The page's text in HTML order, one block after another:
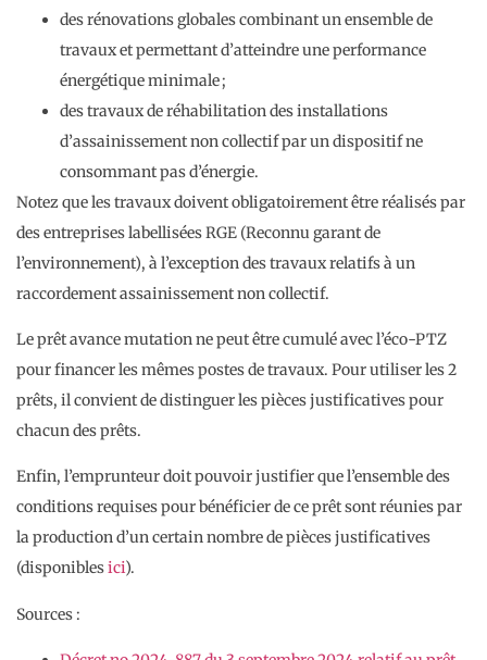
des rénovations globales combinant un ensemble de
travaux et permettant d’atteindre une performance
énergétique minimale ;
des travaux de réhabilitation des installations
d’assainissement non collectif par un dispositif ne
consommant pas d’énergie.
Notez que les travaux doivent obligatoirement être réalisés par
des entreprises labellisées RGE (Reconnu garant de
l’environnement), à l’exception des travaux relatifs à un
raccordement assainissement non collectif.
Le prêt avance mutation ne peut être cumulé avec l’éco-PTZ
pour financer les mêmes postes de travaux. Pour utiliser les 2
prêts, il convient de distinguer les pièces justificatives pour
chacun des prêts.
Enfin, l’emprunteur doit pouvoir justifier que l’ensemble des
conditions requises pour bénéficier de ce prêt sont réunies par
la production d’un certain nombre de pièces justificatives
(disponiblesici).
Sources :